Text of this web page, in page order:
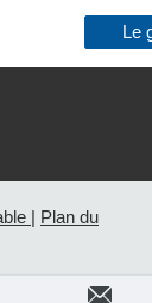
Le
| Plan du